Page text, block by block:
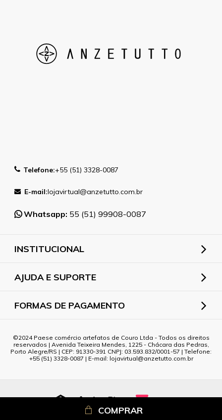
COMPRAR
Telefone:+55 (51) 3328-0087
E-mail:lojavirtual@anzetutto.com.br
Whatsapp: 55 (51) 99908-0087
INSTITUCIONAL
AJUDA E SUPORTE
FORMAS DE PAGAMENTO
2024 Paese comércio artefatos de Couro Ltda - Todos os direitos
reservados | Avenida Teixeira Mendes, 1225 - Chácara das Pedras,
Porto Alegre/RS | CEP: 91330-391 CNPJ: 03.593.832/0001-57 | Telefone:
+55 (51) 3328-0087 | E-mail: lojavirtual@anzetutto.com.br